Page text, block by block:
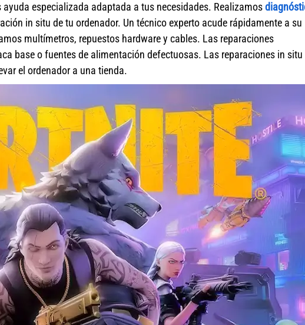
especializada adaptada a tus necesidades. Realizamos
in situ de tu ordenador. Un técnico experto acude rápidamente a su
multímetros, repuestos hardware y cables. Las reparaciones
base o fuentes de alimentación defectuosas. Las reparaciones in situ
el ordenador a una tienda.